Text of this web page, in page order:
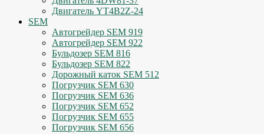
Двигатель YT4B2Z-24
SEM
Автогрейдер SEM 919
Автогрейдер SEM 922
Бульдозер SEM 816
Бульдозер SEM 822
Дорожный каток SEM 512
Погрузчик SEM 630
Погрузчик SEM 636
Погрузчик SEM 652
Погрузчик SEM 655
Погрузчик SEM 656